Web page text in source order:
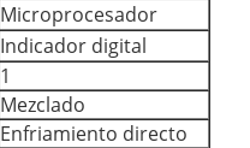
Microprocesador
Indicador digital
1
Mezclado
Enfriamiento directo